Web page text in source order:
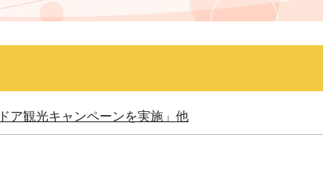
ア観光キャンペーンを実施」他